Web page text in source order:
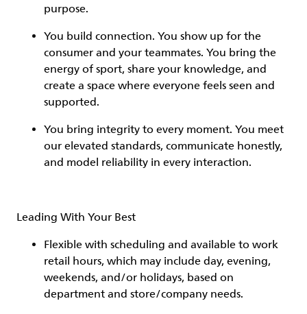
purpose.
You build connection. You show up for the
consumer and your teammates. You bring the
energy of sport, share your knowledge, and
create a space where everyone feels seen and
supported.
You bring integrity to every moment. You meet
our elevated standards, communicate honestly,
and model reliability in every interaction.
Leading With Your Best
Flexible with scheduling and available to work
retail hours, which may include day, evening,
weekends, and/or holidays, based on
department and store/company needs.